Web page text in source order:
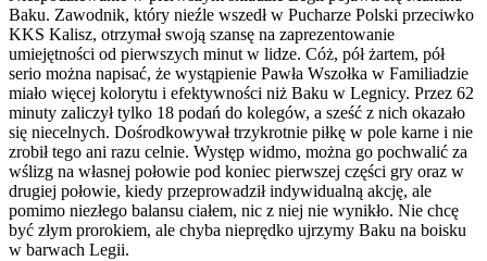
Baku. Zawodnik, który nieźle wszedł w Pucharze Polski przeciwko
KKS Kalisz, otrzymał swoją szansę na zaprezentowanie
umiejętności od pierwszych minut w lidze. Cóż, pół żartem, pół
serio można napisać, że wystąpienie Pawła Wszołka w Familiadzie
miało więcej kolorytu i efektywności niż Baku w Legnicy. Przez 62
minuty zaliczył tylko 18 podań do kolegów, a sześć z nich okazało
się niecelnych. Dośrodkowywał trzykrotnie piłkę w pole karne i nie
zrobił tego ani razu celnie. Występ widmo, można go pochwalić za
wślizg na własnej połowie pod koniec pierwszej części gry oraz w
drugiej połowie, kiedy przeprowadził indywidualną akcję, ale
pomimo niezłego balansu ciałem, nic z niej nie wynikło. Nie chcę
być złym prorokiem, ale chyba nieprędko ujrzymy Baku na boisku
w barwach Legii.